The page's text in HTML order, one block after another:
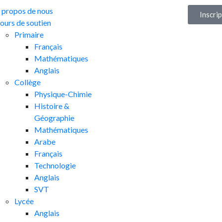
de nous
de soutien
Primaire
Français
Mathématiques
Anglais
Collège
Physique-Chimie
Histoire &
Géographie
Mathématiques
Arabe
Français
Technologie
Anglais
SVT
Lycée
Anglais